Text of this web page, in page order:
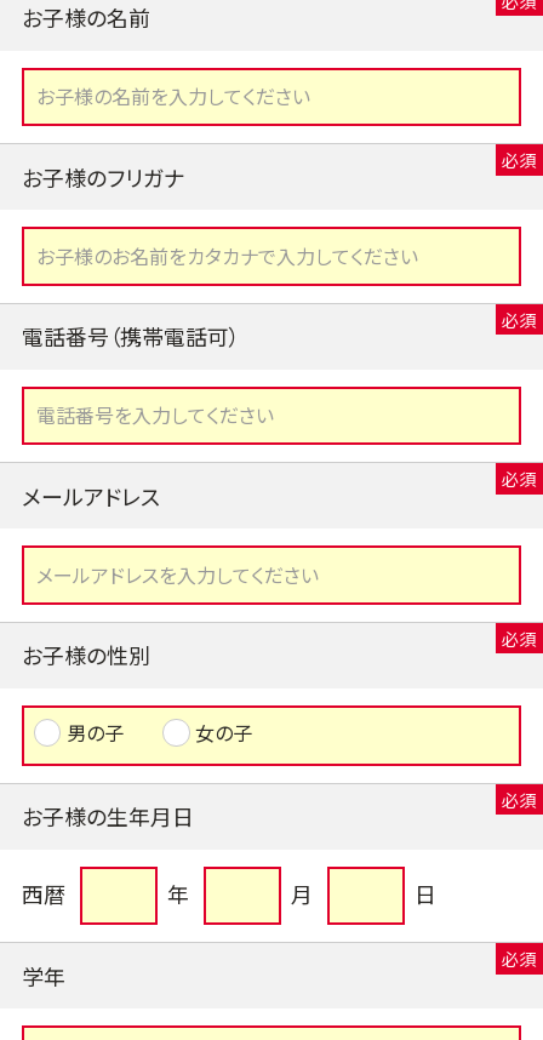
お子様の名前
お子様のフリガナ
電話番号（携帯電話可）
メールアドレス
お子様の性別
男の子 女の子
お子様の生年月日
西暦 年 月 日
学年